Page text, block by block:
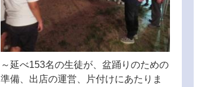
～延べ153名の生徒が、盆踊りのための
準備、出店の運営、片付けにあたりま